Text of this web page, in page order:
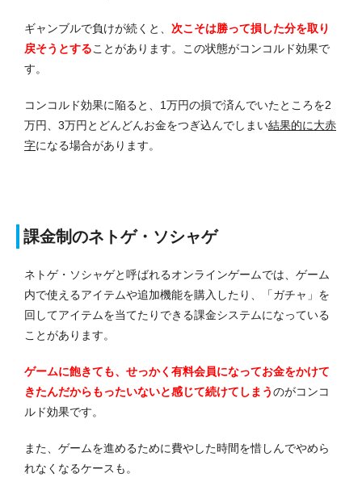
ギャンブルで負けが続くと、 次こそは勝って損した分を取り
戻そうとすることがあります。
この状態がコンコルド効果で
す。
コンコルド効果に陥ると、1万円の損で済んでいたところを2
万円、3万円とどんどんお金をつぎ込んでしまい結果的に大赤
字になる場合があります。
課金制のネトゲ・ソシャゲ
ネトゲ・ソシャゲと呼ばれるオンラインゲームでは、ゲーム
内で使えるアイテムや追加機能を購入したり、「ガチャ」を
回してアイテムを当てたりできる課金システムになっている
ことがあります。
ゲームに飽きても、せっかく有料会員になってお金をかけて
きたんだからもったいないと感じて続けてしまうのがコンコ
ルド効果です。
また、ゲームを進めるために費やした時間を惜しんでやめら
れなくなるケースも。